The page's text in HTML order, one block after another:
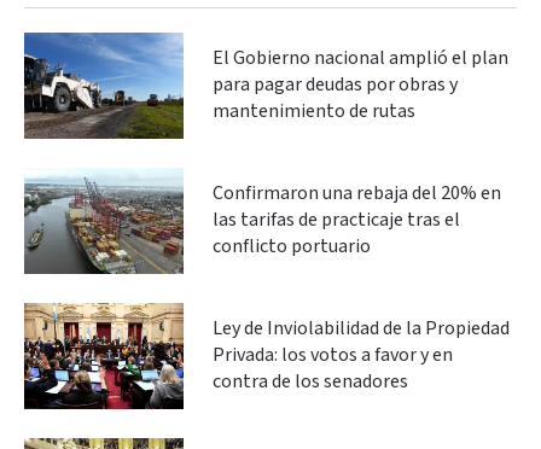
El Gobierno nacional amplió el plan
para pagar deudas por obras y
mantenimiento de rutas
Confirmaron una rebaja del 20% en
las tarifas de practicaje tras el
conflicto portuario
Ley de Inviolabilidad de la Propiedad
Privada: los votos a favor y en
contra de los senadores